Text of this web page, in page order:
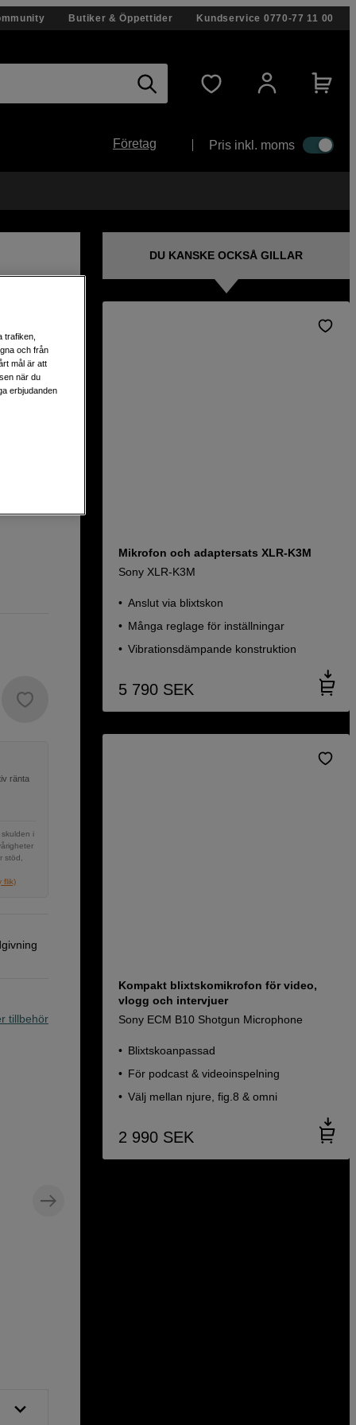
Butiker & Öppettider Kundservice 0770-77 11 00
Företag Pris inkl. moms
ränta
i
stöd,
flik)
tillbehör
DU KANSKE OCKSÅ GILLAR
Mikrofon och adaptersats XLR-K3M
Sony XLR-K3M
Anslut via blixtskon
Många reglage för inställningar
Vibrationsdämpande konstruktion
5 790 SEK
Kompakt blixtskomikrofon för video,
vlogg och intervjuer
Sony ECM B10 Shotgun Microphone
Blixtskoanpassad
För podcast & videoinspelning
Välj mellan njure, fig.8 & omni
2 990 SEK
trafiken,
och från
mål är att
när du
erbjudanden